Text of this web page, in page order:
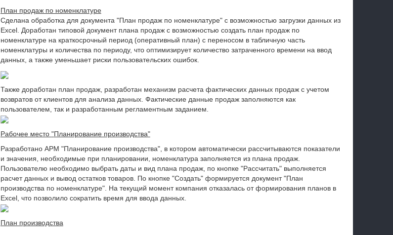
План продаж по номенклатуре
Сделана обработка для документа "План продаж по номенклатуре" с возможностью загрузки данных из
Excel. Доработан типовой документ плана продаж с возможностью создать план продаж по
номенклатуре на краткосрочный период (оперативный план) с переносом в табличную часть
номенклатуры и количества по периоду, что оптимизирует количество затраченного времени на ввод
данных, а также уменьшает риски пользовательских ошибок.
Также доработан план продаж, разработан механизм расчета фактических данных продаж с учетом
возвратов от клиентов для анализа данных. Фактические данные продаж заполняются как
пользователем, так и разработанным регламентным заданием.
Рабочее место "Планирование производства"
Разработано АРМ "Планирование производства", в котором автоматически рассчитываются показатели
и значения, необходимые при планировании, номенклатура заполняется из плана продаж.
Пользователю необходимо выбрать даты и вид плана продаж, по кнопке "Рассчитать" выполняется
расчет данных и вывод остатков товаров. По кнопке "Создать" формируется документ "План
производства по номенклатуре". На текущий момент компания отказалась от формирования планов в
Excel, что позволило сократить время для ввода данных.
План производства